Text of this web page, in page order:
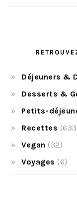
Déjeuners &
Desserts &
Petits-
Recettes
Vegan (32)
Voyages (6)